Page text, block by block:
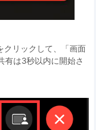
クリックして、「画面
有は3秒以内に開始さ